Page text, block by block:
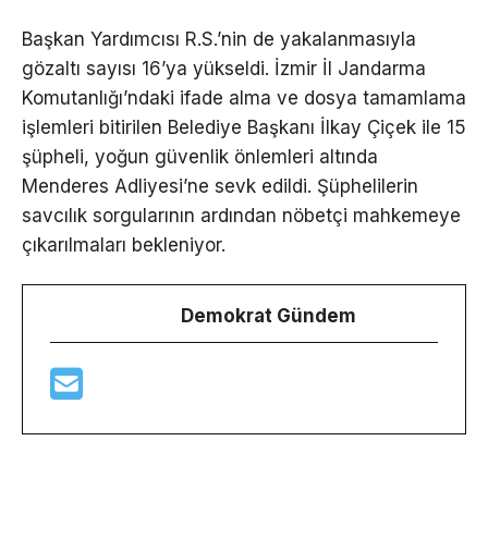
Başkan Yardımcısı R.S.’nin de yakalanmasıyla
gözaltı sayısı 16’ya yükseldi. İzmir İl Jandarma
Komutanlığı’ndaki ifade alma ve dosya tamamlama
işlemleri bitirilen Belediye Başkanı İlkay Çiçek ile 15
şüpheli, yoğun güvenlik önlemleri altında
Menderes Adliyesi’ne sevk edildi. Şüphelilerin
savcılık sorgularının ardından nöbetçi mahkemeye
çıkarılmaları bekleniyor.
Demokrat Gündem